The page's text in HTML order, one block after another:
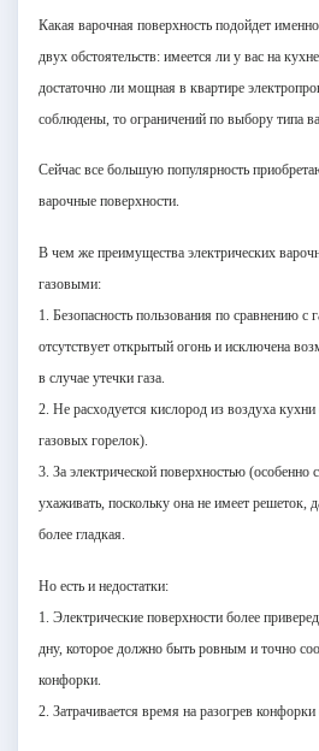
Какая варочная поверхность подойдет
двух обстоятельств: имеется ли у вас на
достаточно ли мощная в квартире
соблюдены, то ограничений по выбору типа
Сейчас все большую популярность
варочные поверхности.
В чем же преимущества электрических
газовыми:
1. Безопасность пользования по сравнению с
отсутствует открытый огонь и исключена
в случае утечки газа.
2. Не расходуется кислород из воздуха
газовых горелок).
3. За электрической поверхностью (особенно
ухаживать, поскольку она не имеет решеток,
более гладкая.
Но есть и недостатки:
1. Электрические поверхности более
дну, которое должно быть ровным и точно
конфорки.
2. Затрачивается время на разогрев